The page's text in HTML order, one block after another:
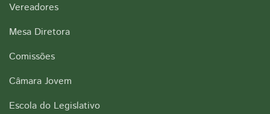
Vereadores
Mesa Diretora
Comissões
Câmara Jovem
Escola do Legislativo